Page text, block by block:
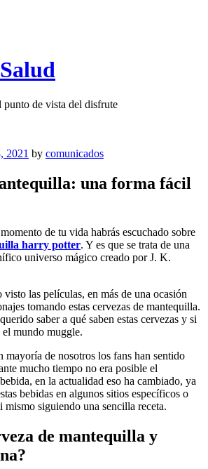
punto de vista del disfrute
2021 by comunicados
una forma fácil
de tu vida habrás escuchado sobre
harry potter. Y es que se trata de una
universo mágico creado por J. K.
las películas, en más de una ocasión
tomando estas cervezas de mantequilla.
saber a qué saben estas cervezas y si
el mundo muggle.
mayoría de nosotros los fans han sentido
mucho tiempo no era posible el
en la actualidad eso ha cambiado, ya
bebidas en algunos sitios específicos o
siguiendo una sencilla receta.
de mantequilla y